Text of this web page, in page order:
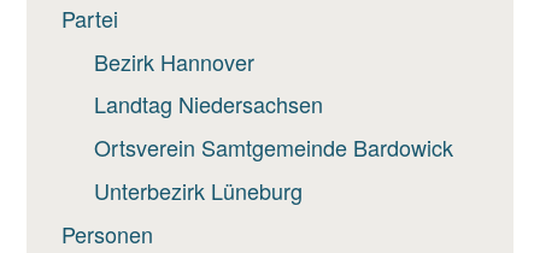
Partei
Bezirk Hannover
Landtag Niedersachsen
Ortsverein Samtgemeinde Bardowick
Unterbezirk Lüneburg
Personen